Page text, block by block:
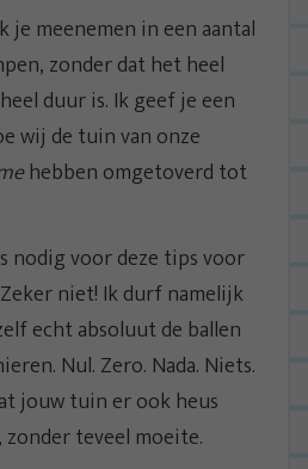
je meenemen in een aantal
zonder dat het heel
duur is. Ik geef je een
wij de tuin van onze
hebben omgetoverd tot
nodig voor deze tips voor
niet! Ik durf namelijk
echt absoluut de ballen
Nul. Zero. Nada. Niets.
jouw tuin er ook heus
teveel moeite.